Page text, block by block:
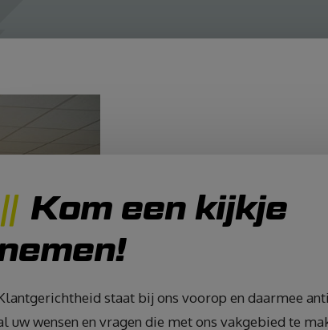
Kom een kijkje
staat bij ons voorop en daarmee
uw wensen en vragen die met ons vakgebied te